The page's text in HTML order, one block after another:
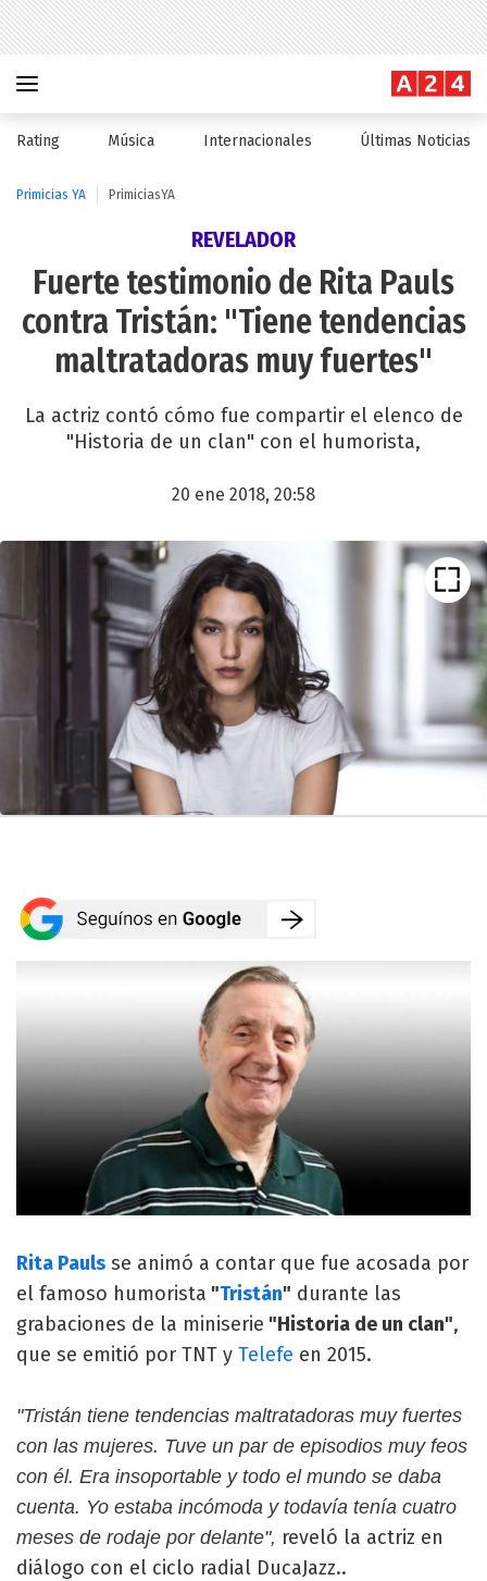
Rating Música Internacionales Últimas Noticias
Primicias YA PrimiciasYA
REVELADOR
Fuerte testimonio de Rita Pauls
contra Tristán: "Tiene tendencias
maltratadoras muy fuertes"
La actriz contó cómo fue compartir el elenco de
"Historia de un clan" con el humorista,
20 ene 2018, 20:58
Rita Pauls se animó a contar que fue acosada por
el famoso humorista "Tristán" durante las
grabaciones de la miniserie "Historia de un clan",
que se emitió por TNT y Telefe en 2015.
"Tristán tiene tendencias maltratadoras muy fuertes
con las mujeres. Tuve un par de episodios muy feos
con él. Era insoportable y todo el mundo se daba
cuenta. Yo estaba incómoda y todavía tenía cuatro
meses de rodaje por delante", reveló la actriz en
diálogo con el ciclo radial DucaJazz..